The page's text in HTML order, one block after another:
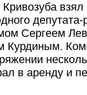
взял
депутата-
Сергеем
Курдиным.
в аренду и